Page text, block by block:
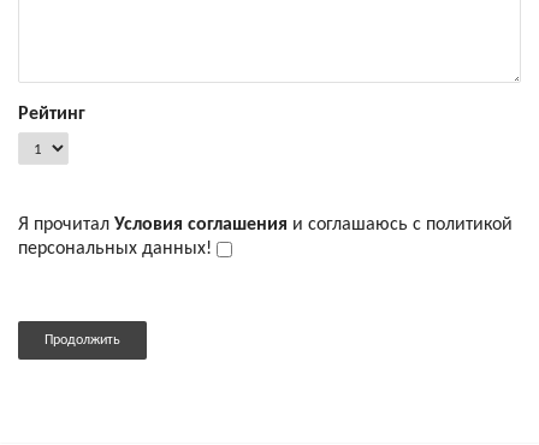
Рейтинг
Я прочитал Условия соглашения и соглашаюсь с политикой
персональных данных!
Продолжить